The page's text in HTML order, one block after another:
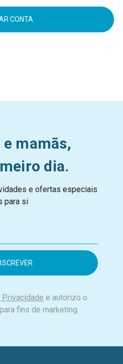
CONTA
e mamãs,
dia.
e ofertas especiais
para si
e autorizo o
fins de marketing.